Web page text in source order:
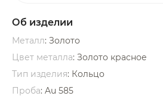
Об изделии
Металл: Золото
Цвет металла: Золото красное
Тип изделия: Кольцо
Проба: Au 585
об оплате Плайтом